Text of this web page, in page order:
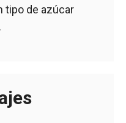
tipo de azúcar